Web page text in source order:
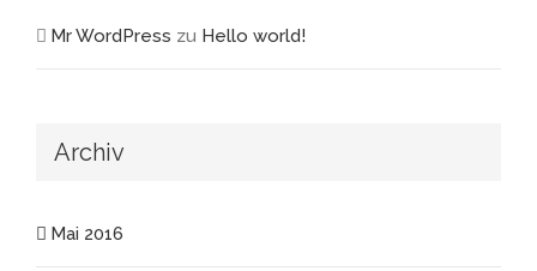
Mr WordPress zu Hello world!
Archiv
Mai 2016